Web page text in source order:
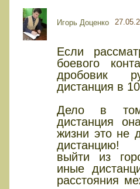
Игорь Доценко
Если
боевого
дробовик
дистанция в
Дело в
дистанция
жизни это не
дистанцию!
выйти из
иные
расстояния